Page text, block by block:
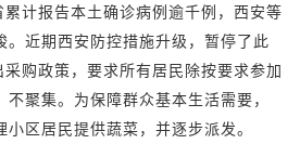
计报告本土确诊病例逾千例，西安等
。近期西安防控措施升级，暂停了此
采购政策，要求所有居民除按要求参加
聚集。为保障群众基本生活需要，
区居民提供蔬菜，并逐步派发。